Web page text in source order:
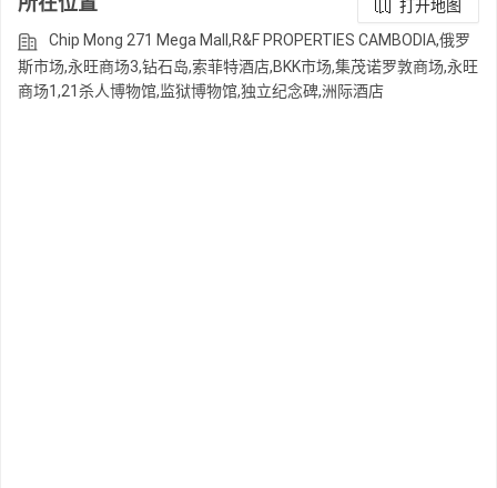
打开地图
Chip Mong 271 Mega Mall,R&F PROPERTIES CAMBODIA,俄罗
斯市场,永旺商场3,钻石岛,索菲特酒店,BKK市场,集茂诺罗敦商场,永旺
商场1,21杀人博物馆,监狱博物馆,独立纪念碑,洲际酒店